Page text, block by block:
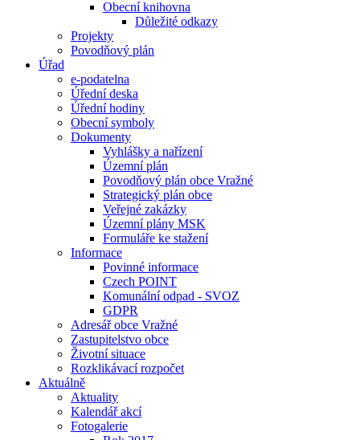
Obecní knihovna
Důležité odkazy
Projekty
Povodňový plán
Úřad
e-podatelna
Úřední deska
Úřední hodiny
Obecní symboly
Dokumenty
Vyhlášky a nařízení
Územní plán
Povodňový plán obce Vražné
Strategický plán obce
Veřejné zakázky
Územní plány MSK
Formuláře ke stažení
Informace
Povinné informace
Czech POINT
Komunální odpad - SVOZ
GDPR
Adresář obce Vražné
Zastupitelstvo obce
Životní situace
Rozklikávací rozpočet
Aktuálně
Aktuality
Kalendář akcí
Fotogalerie